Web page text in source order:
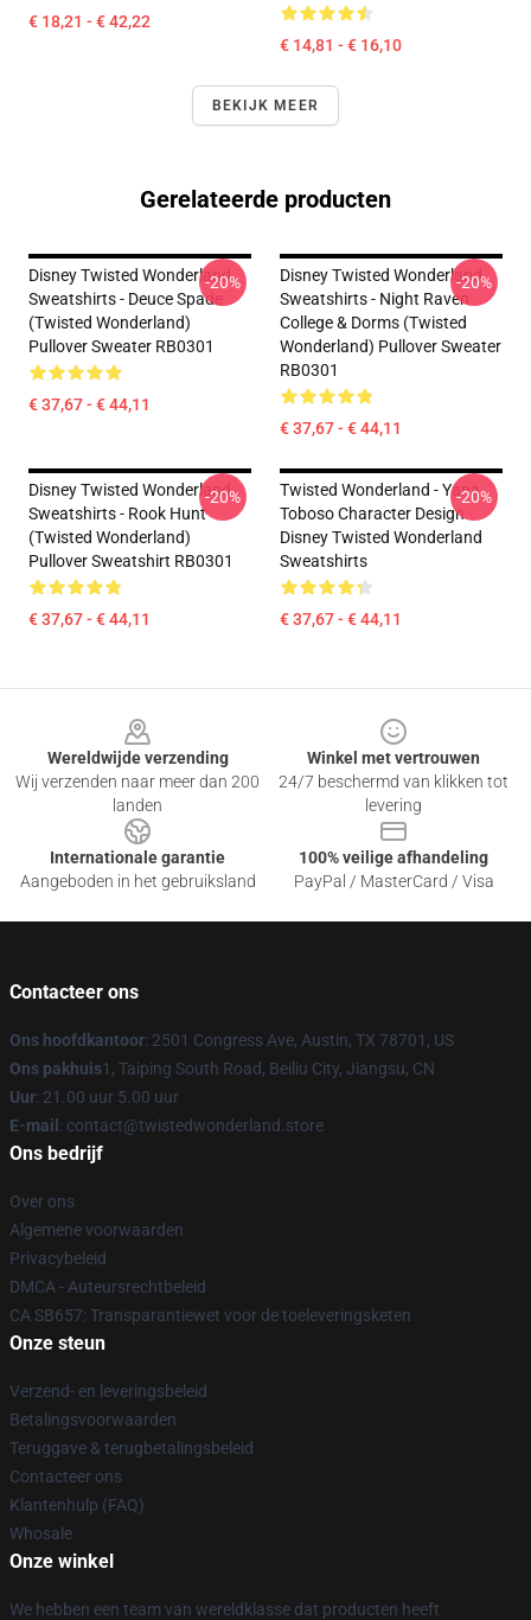
€ 18,21 - € 42,22
€ 14,81 - € 16,10
BEKIJK MEER
Gerelateerde producten
Disney Twisted Wonderland
Sweatshirts - Deuce Spade
(Twisted Wonderland)
Pullover Sweater RB0301
€ 37,67 - € 44,11
-20%
Disney Twisted Wonderland
Sweatshirts - Night Raven
College & Dorms (Twisted
Wonderland) Pullover Sweater
RB0301
€ 37,67 - € 44,11
-20%
Disney Twisted Wonderland
Sweatshirts - Rook Hunt
(Twisted Wonderland)
Pullover Sweatshirt RB0301
€ 37,67 - € 44,11
-20%
Twisted Wonderland - Yana
Toboso Character Design
Disney Twisted Wonderland
Sweatshirts
€ 37,67 - € 44,11
-20%
Wereldwijde verzending
Wij verzenden naar meer dan 200
landen
Winkel met vertrouwen
24/7 beschermd van klikken tot
levering
Internationale garantie
Aangeboden in het gebruiksland
100% veilige afhandeling
PayPal / MasterCard / Visa
Contacteer ons
Ons hoofdkantoor: 2501 Congress Ave, Austin, TX 78701, US
Ons pakhuis1, Taiping South Road, Beiliu City, Jiangsu, CN
Uur: 21.00 uur 5.00 uur
E-mail : contact@twistedwonderland.store
Ons bedrijf
Over ons
Algemene voorwaarden
Privacybeleid
DMCA - Auteursrechtbeleid
CA SB657: Transparantiewet voor de toeleveringsketen
Onze steun
Verzend- en leveringsbeleid
Betalingsvoorwaarden
Teruggave & terugbetalingsbeleid
Contacteer ons
Klantenhulp (FAQ)
Whosale
Onze winkel
We hebben een team van wereldklasse dat producten heeft